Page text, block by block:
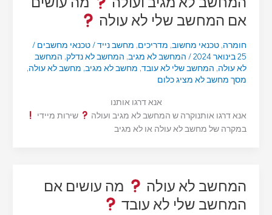
אם המחשב שלי לא עולה
חומרה, טכנאי מחשוב, מדריכים, מחשב נייד/טכנאי מחשבים /
25 בינואר 2024
/ המחשב לא מגיב, המחשב לא נדלק, המחשב
לא עולה, המחשב שלי לא עובד, מחשב לא מגיב, מחשב לא עולה,
מסך מחשב לא מציג כלום
אנא דרגו אותנו
אנא דרגו אותנוקרה ש המחשב לא מגיב ועולה
שירות מיידי
במקרה של מחשב לא עולה או לא מגיב
המחשב לא עולה
מה עושים אם
המחשב שלי לא עובד